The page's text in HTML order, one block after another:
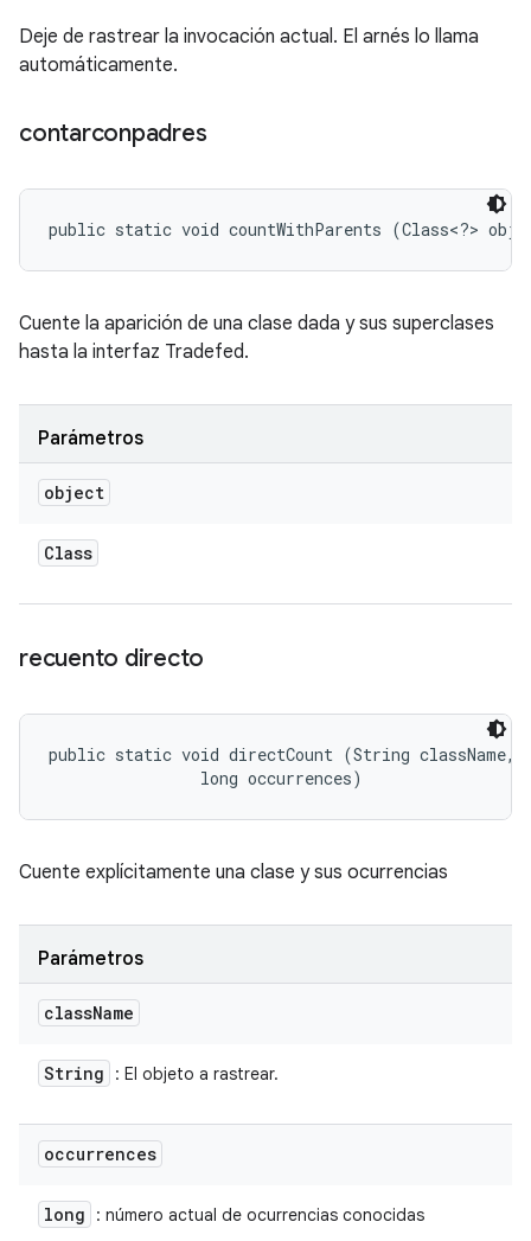
Deje de rastrear la invocación actual. El arnés lo llama
automáticamente.
contarconpadres
public static void countWithParents (Class<?>
Cuente la aparición de una clase dada y sus superclases
hasta la interfaz Tradefed.
Parámetros
object
Class
recuento directo
public static void directCount (String className,
                long occurrences)
Cuente explícitamente una clase y sus ocurrencias
Parámetros
className
String : El objeto a rastrear.
occurrences
long : número actual de ocurrencias conocidas